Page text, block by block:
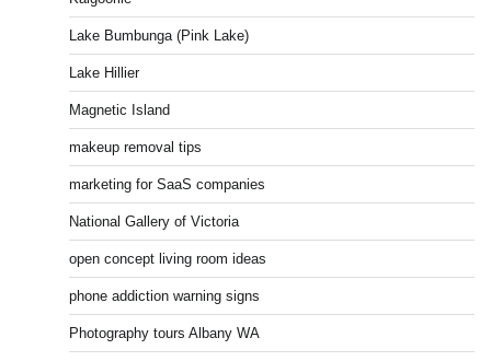
Lake Bumbunga (Pink Lake)
Lake Hillier
Magnetic Island
makeup removal tips
marketing for SaaS companies
National Gallery of Victoria
open concept living room ideas
phone addiction warning signs
Photography tours Albany WA